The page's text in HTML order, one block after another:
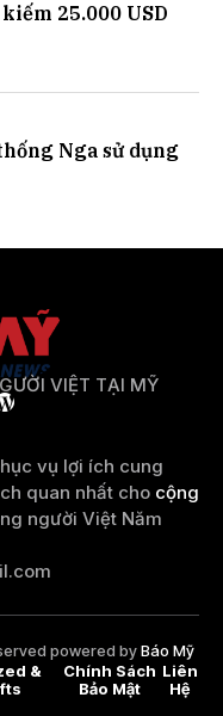
25.000 USD
Nga sử dụng
VIỆT TẠI MỸ
vụ lợi ích cung
quan nhất cho cộng
người Việt Năm
powered byBáo Mỹ
&
Chính Sách
Bảo Mật
Liên
Hệ